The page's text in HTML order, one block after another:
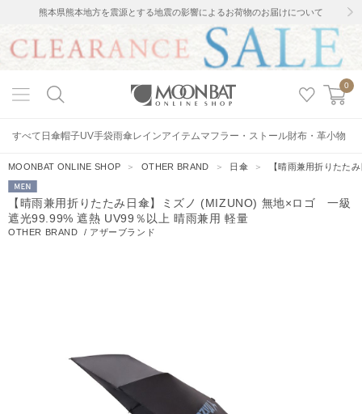
熊本県熊本地方を震源とする地震の影響によるお荷物のお届けについて
0
すべて 日傘帽子UV手袋雨傘レインアイテムマフラー・ストール財布・革小物
MOONBAT ONLINE SHOP ＞OTHER BRAND ＞ 日傘 ＞ 【晴雨兼用折りたた
MEN
【晴雨兼用折りたたみ日傘】ミズノ (MIZUNO) 無地×ロゴ 一級
遮光99.99% 遮熱 UV99％以上 晴雨兼用 軽量
OTHER BRAND / アザーブランド